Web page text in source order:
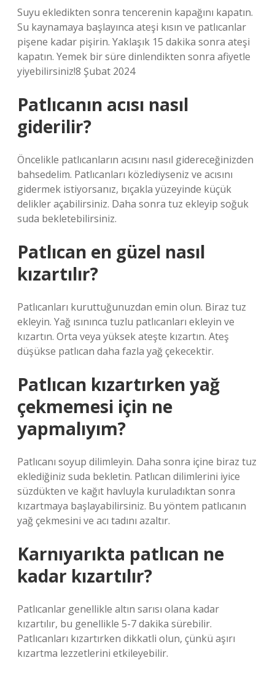
Suyu ekledikten sonra tencerenin kapağını kapatın.
Su kaynamaya başlayınca ateşi kısın ve patlıcanlar
pişene kadar pişirin. Yaklaşık 15 dakika sonra ateşi
kapatın. Yemek bir süre dinlendikten sonra afiyetle
yiyebilirsiniz!8 Şubat 2024
Patlıcanın acısı nasıl
giderilir?
Öncelikle patlıcanların acısını nasıl gidereceğinizden
bahsedelim. Patlıcanları közlediyseniz ve acısını
gidermek istiyorsanız, bıçakla yüzeyinde küçük
delikler açabilirsiniz. Daha sonra tuz ekleyip soğuk
suda bekletebilirsiniz.
Patlıcan en güzel nasıl
kızartılır?
Patlıcanları kuruttuğunuzdan emin olun. Biraz tuz
ekleyin. Yağ ısınınca tuzlu patlıcanları ekleyin ve
kızartın. Orta veya yüksek ateşte kızartın. Ateş
düşükse patlıcan daha fazla yağ çekecektir.
Patlıcan kızartırken yağ
çekmemesi için ne
yapmalıyım?
Patlıcanı soyup dilimleyin. Daha sonra içine biraz tuz
eklediğiniz suda bekletin. Patlıcan dilimlerini iyice
süzdükten ve kağıt havluyla kuruladıktan sonra
kızartmaya başlayabilirsiniz. Bu yöntem patlıcanın
yağ çekmesini ve acı tadını azaltır.
Karnıyarıkta patlıcan ne
kadar kızartılır?
Patlıcanlar genellikle altın sarısı olana kadar
kızartılır, bu genellikle 5-7 dakika sürebilir.
Patlıcanları kızartırken dikkatli olun, çünkü aşırı
kızartma lezzetlerini etkileyebilir.